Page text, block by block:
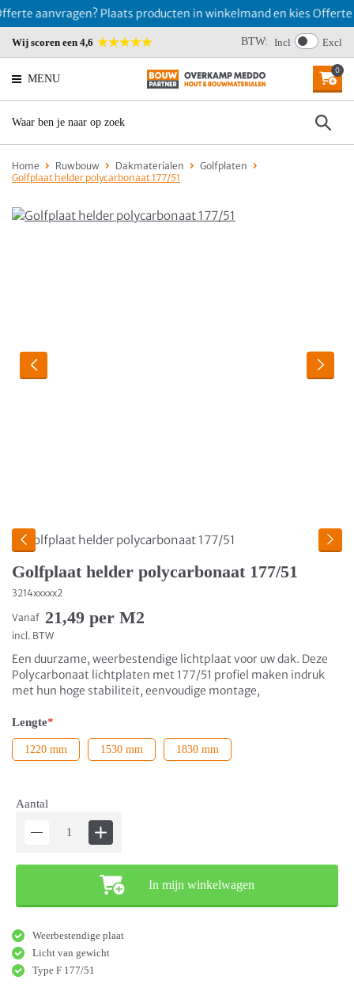
aanvragen? Plaats producten in winkelmand en kies Offerte
Wij scoren een 4,6 BTW: Incl Excl
MENU
0
Home Ruwbouw Dakmaterialen
Golfplaten
Golfplaat helder polycarbonaat 177/51
Golfplaat helder polycarbonaat 177/51
3214xxxxx2
Vanaf 21,49 per M2
incl. BTW
Een duurzame, weerbestendige lichtplaat voor uw dak. Deze
Polycarbonaat lichtplaten met 177/51 profiel maken indruk
met hun hoge stabiliteit, eenvoudige montage,
Lengte*
1220 mm 1530 mm 1830 mm
Aantal
In mijn winkelwagen
Weerbestendige plaat
Licht van gewicht
Type F 177/51